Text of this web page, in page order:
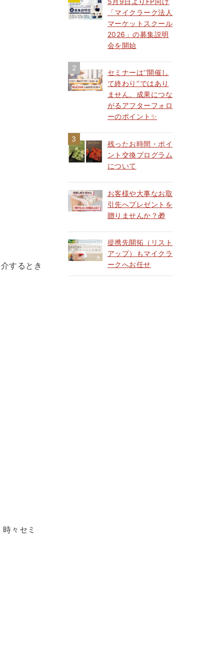
するとき
々セミ
「マイクラーク法人
マーケットスクール
2026」の募集説明
会を開始
セミナーは‘‘開催し
て終わり‘‘ではあり
ません。成果につな
がるアフターフォロ
ーのポイント✨
残ったお時間・ポイ
ント交換プログラム
について
お客様や大事なお取
引先へプレゼントを
贈りませんか？🎁
提携先開拓（リスト
アップ）もマイクラ
ークへお任せ